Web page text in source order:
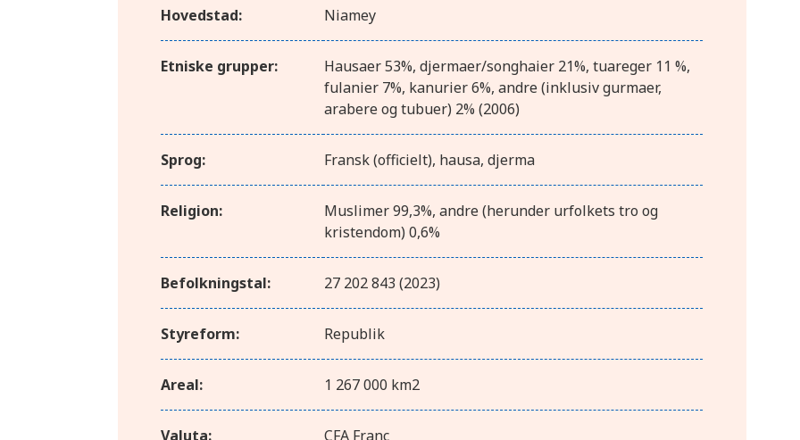
Hovedstad: Niamey
Etniske grupper:
Hausaer 53%, djermaer/songhaier 21%, tuareger 11 %,
fulanier 7%, kanurier 6%, andre (inklusiv gurmaer,
arabere og tubuer) 2% (2006)
Sprog: Fransk (officielt), hausa, djerma
Religion:
Muslimer 99,3%, andre (herunder urfolkets tro og
kristendom) 0,6%
Befolkningstal: 27 202 843 (2023)
Styreform: Republik
Areal: 1 267 000 km2
Valuta: CFA Franc